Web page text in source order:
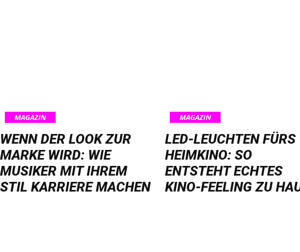
MAGAZIN
WENN DER LOOK ZUR
MARKE WIRD: WIE
MUSIKER MIT IHREM
STIL KARRIERE MACHEN
MAGAZIN
LED-LEUCHTEN FÜRS
HEIMKINO: SO
ENTSTEHT ECHTES
KINO-FEELING ZU